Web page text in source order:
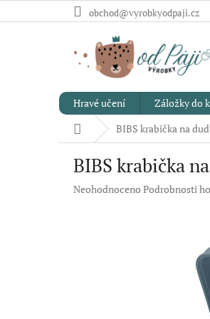
na
obchod@vyrobkyodpaji.cz
Hravé učení Záložky do
Domů BIBS krabička na
BIBS krabička
Průměrné
Neohodnoceno Podrobnosti